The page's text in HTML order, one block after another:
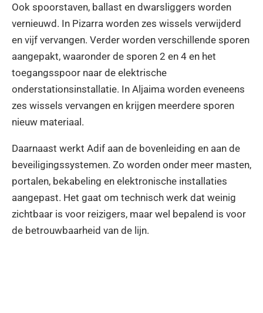
Ook spoorstaven, ballast en dwarsliggers worden
vernieuwd. In Pizarra worden zes wissels verwijderd
en vijf vervangen. Verder worden verschillende sporen
aangepakt, waaronder de sporen 2 en 4 en het
toegangsspoor naar de elektrische
onderstationsinstallatie. In Aljaima worden eveneens
zes wissels vervangen en krijgen meerdere sporen
nieuw materiaal.
Daarnaast werkt Adif aan de bovenleiding en aan de
beveiligingssystemen. Zo worden onder meer masten,
portalen, bekabeling en elektronische installaties
aangepast. Het gaat om technisch werk dat weinig
zichtbaar is voor reizigers, maar wel bepalend is voor
de betrouwbaarheid van de lijn.